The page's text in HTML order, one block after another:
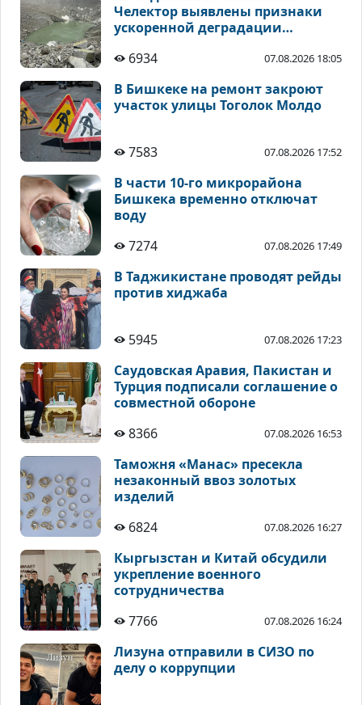
Челектор выявлены признаки
ускоренной деградации
6934
07.08.2026 18:05
В Бишкеке на ремонт закроют
участок улицы Тоголок Молдо
7583 07.08.2026 17:52
В части 10-го микрорайона
Бишкека временно отключат
воду
7274
07.08.2026 17:49
В Таджикистане проводят рейды
против хиджаба
5945 07.08.2026 17:23
Саудовская Аравия, Пакистан и
Турция подписали соглашение о
совместной обороне
8366
07.08.2026 16:53
Таможня «Манас» пресекла
незаконный ввоз золотых
изделий
6824
07.08.2026 16:27
Кыргызстан и Китай обсудили
укрепление военного
сотрудничества
7766
07.08.2026 16:24
Лизуна отправили в СИЗО по
делу о коррупции